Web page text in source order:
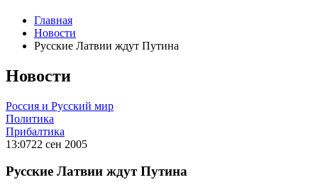
Главная
Новости
Русские Латвии ждут Путина
Новости
Россия и Русский мир
Политика
Прибалтика
13:0722 сен 2005
Русские Латвии ждут Путина